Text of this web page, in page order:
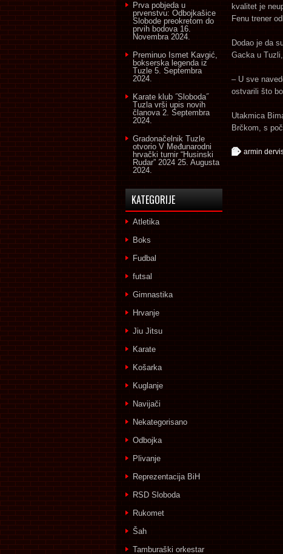
kvalitet je
Fenu trener
Dodao je da
Gacka u
– U sve
ostvarili što
Utakmica
Brčkom, s
armin
Prva pobjeda u
prvenstvu: Odbojkašice
Slobode preokretom do
prvih bodova 16.
Novembra 2024.
Preminuo Ismet Kavgić,
bokserska legenda iz
Tuzle 5. Septembra
2024.
Karate klub ˝Sloboda˝
Tuzla vrši upis novih
članova 2. Septembra
2024.
Gradonačelnik Tuzle
otvorio V Međunarodni
hrvački turnir “Husinski
Rudar” 2024 25. Augusta
2024.
KATEGORIJE
Atletika
Boks
Fudbal
futsal
Gimnastika
Hrvanje
Jiu Jitsu
Karate
Košarka
Kuglanje
Navijači
Nekategorisano
Odbojka
Plivanje
Reprezentacija BiH
RSD Sloboda
Rukomet
Šah
Tamburaški orkestar